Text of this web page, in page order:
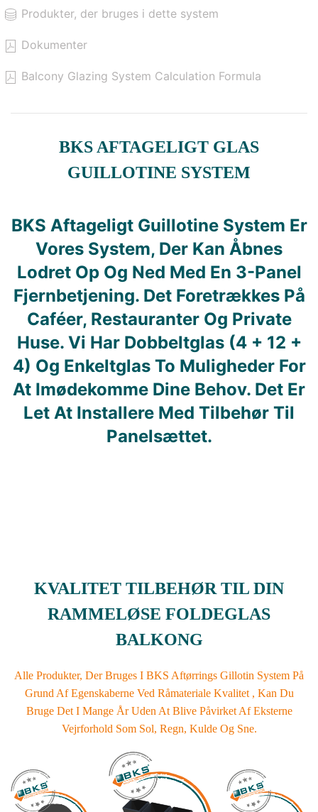
Produkter, der bruges i dette system
Dokumenter
Balcony Glazing System Calculation Formula
BKS AFTAGELIGT GLAS
GUILLOTINE SYSTEM
BKS Aftageligt Guillotine System Er
Vores System, Der Kan Åbnes
Lodret Op Og Ned Med En 3-Panel
Fjernbetjening. Det Foretrækkes På
Caféer, Restauranter Og Private
Huse. Vi Har Dobbeltglas (4 + 12 +
4) Og Enkeltglas To Muligheder For
At Imødekomme Dine Behov. Det Er
Let At Installere Med Tilbehør Til
Panelsættet.
KVALITET TILBEHØR TIL DIN
RAMMELØSE FOLDEGLAS
BALKONG
Alle Produkter, Der Bruges I BKS Aftørrings Gillotin System På
Grund Af Egenskaberne Ved Råmateriale Kvalitet , Kan Du
Bruge Det I Mange År Uden At Blive Påvirket Af Eksterne
Vejrforhold Som Sol, Regn, Kulde Og Sne.